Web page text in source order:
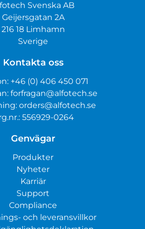
Svenska AB
Geijersgatan 2A
216 18 Limhamn
Sverige
Kontakta oss
+46 (0) 406 450 071
forfragan@alfotech.se
orders@alfotech.se
556929-0264
Genvägar
Produkter
Nyheter
Karriär
Support
Compliance
och leveransvillkor